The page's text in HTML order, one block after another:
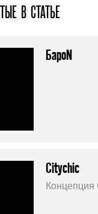
В СТАТЬЕ
БароN
Citychic